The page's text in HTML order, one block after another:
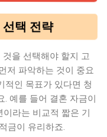
택 전략
을 선택해야 할지 고
저 파악하는 것이 중요
적인 목표가 있다면 청
예를 들어 결혼 자금이
라는 비교적 짧은 기
금이 유리하죠.